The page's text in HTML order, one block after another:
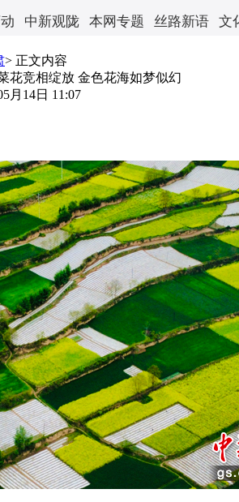
中新观陇 本网专题 丝路新语 文
> 正文内容
花竞相绽放 金色花海如梦似幻
月14日 11:07